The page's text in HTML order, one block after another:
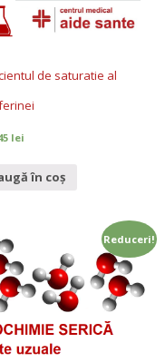
de saturatie al
lei
în coș
Reduceri!